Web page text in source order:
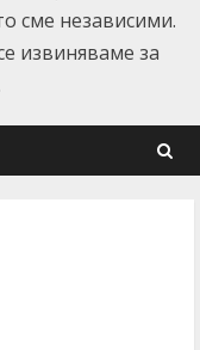
сме независими.
извиняваме за